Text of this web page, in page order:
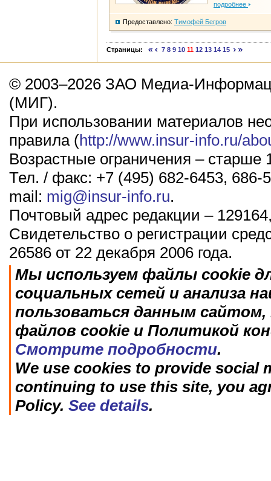
подробнее
Предоставлено: Тимофей Бегров
Страницы: 7 8 9 10 11 12 13 14 15
© 2003–2026 ЗАО Медиа-
(МИГ).
При использовании материалов
правила (http://www.insur-info.ru/
Возрастные ограничения – старше
Тел. / факс: +7 (495) 682-6453, 686-
mail: mig@insur-info.ru.
Почтовый адрес редакции –
Свидетельство о регистрации
26586 от 22 декабря 2006 года.
Мы используем файлы cookie
социальных сетей и анализа
пользоваться данным
файлов cookie и Политикой
Смотрите подробности.
We use cookies to provide social
continuing to use this site, you
Policy. See details.